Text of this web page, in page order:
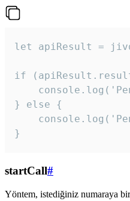
let apiResult =
if
} else {
}
startCall#
Yöntem, istediğiniz numaraya